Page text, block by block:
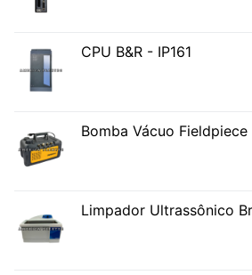
CPU B&R - IP161
Bomba Vácuo
Limpador Ultrassônico